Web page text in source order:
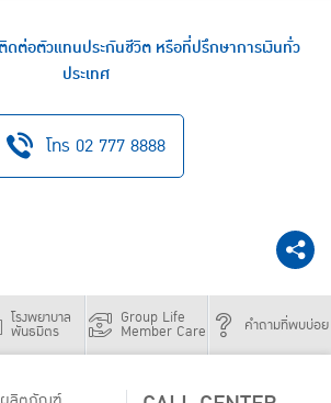
ดต่อตัวแทนประกันชีวิต หรือที่ปรึกษาการเงินทั่ว
ประเทศ
โทร 02 777 8888
โรงพยาบาล
พันธมิตร
Group Life
Member Care คำถามที่พบบ่อย